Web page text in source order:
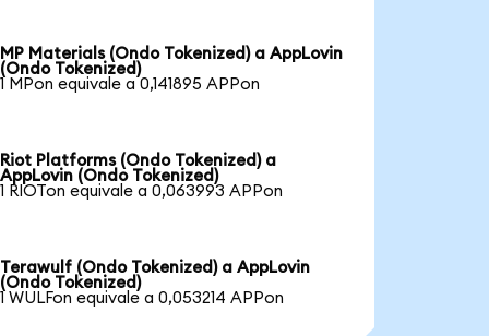
MP Materials (Ondo Tokenized) a AppLovin
(Ondo Tokenized)
1 MPon equivale a 0,141895 APPon
Riot Platforms (Ondo Tokenized) a
AppLovin (Ondo Tokenized)
1 RIOTon equivale a 0,063993 APPon
Terawulf (Ondo Tokenized) a AppLovin
(Ondo Tokenized)
1 WULFon equivale a 0,053214 APPon